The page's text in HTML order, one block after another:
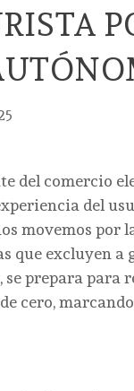
del comercio
del
movemos por
excluyen a
se prepara
cero,